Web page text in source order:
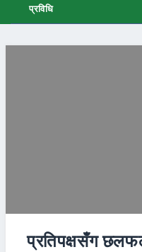
प्रविधि
प्रतिपक्षसँग